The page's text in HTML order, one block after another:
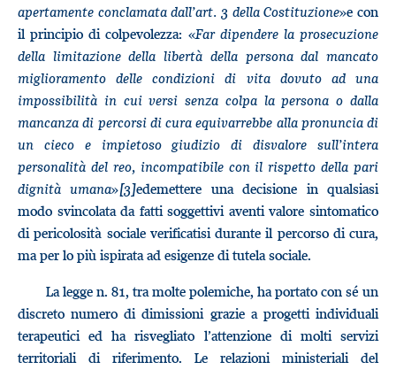
apertamente conclamata dall’art. 3 della Costituzione»e con
il principio di colpevolezza: «Far dipendere la prosecuzione
della limitazione della libertà della persona dal mancato
miglioramento delle condizioni di vita dovuto ad una
impossibilità in cui versi senza colpa la persona o dalla
mancanza di percorsi di cura equivarrebbe alla pronuncia di
un cieco e impietoso giudizio di disvalore sull’intera
personalità del reo, incompatibile con il rispetto della pari
dignità umana»[3]edemettere una decisione in qualsiasi
modo svincolata da fatti soggettivi aventi valore sintomatico
di pericolosità sociale verificatisi durante il percorso di cura,
ma per lo più ispirata ad esigenze di tutela sociale.
La legge n. 81, tra molte polemiche, ha portato con sé un
discreto numero di dimissioni grazie a progetti individuali
terapeutici ed ha risvegliato l’attenzione di molti servizi
territoriali di riferimento. Le relazioni ministeriali del